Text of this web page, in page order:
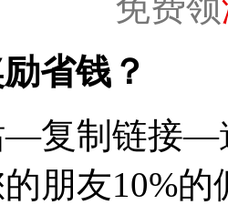
省钱？
—复制链接—
的朋友10%